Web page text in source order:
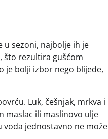
u sezoni, najbolje ih je
što rezultira gušćom
je bolji izbor nego blijede,
Luk, češnjak, mrkva i
maslac ili maslinovo ulje
voda jednostavno ne može